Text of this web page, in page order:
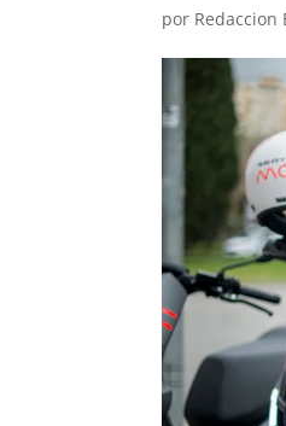
por Redaccion